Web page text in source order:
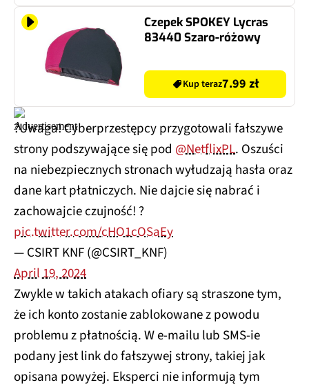
Czepek SPOKEY Lycras
83440 Szaro-różowy
Kup teraz7.99 zł
?Uwaga! Cyberprzestępcy przygotowali fałszywe
strony podszywające się pod @NetflixPL. Oszuści
na niebezpiecznych stronach wyłudzają hasła oraz
dane kart płatniczych. Nie dajcie się nabrać i
zachowajcie czujność! ?
pic.twitter.com/cHO1cOSaEy
— CSIRT KNF (@CSIRT_KNF)
April 19, 2024
Zwykle w takich atakach ofiary są straszone tym,
że ich konto zostanie zablokowane z powodu
problemu z płatnością. W e-mailu lub SMS-ie
podany jest link do fałszywej strony, takiej jak
opisana powyżej. Eksperci nie informują tym